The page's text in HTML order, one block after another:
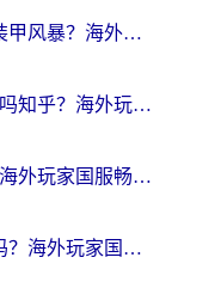
在美国用什么加速器玩装甲风暴？海外玩家亲测有效的国服游戏加速指南
欧洲可以打暗黑破坏神3吗知乎？海外玩家国服游戏加速终极指南
在国外可以玩剑灵2吗？海外玩家国服畅玩终极指南（附永恒之塔明日方舟加速方案）
欧洲可以玩跑跑卡丁车吗？海外玩家国服游戏畅玩终极指南（附QQ炫舞剑网3解决方案）